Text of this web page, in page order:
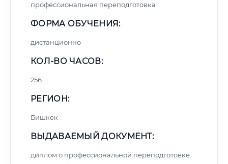
профессиональная переподготовка
ФОРМА ОБУЧЕНИЯ:
дистанционно
КОЛ-ВО ЧАСОВ:
256
РЕГИОН:
Бишкек
ВЫДАВАЕМЫЙ ДОКУМЕНТ:
диплом о профессиональной переподготовке